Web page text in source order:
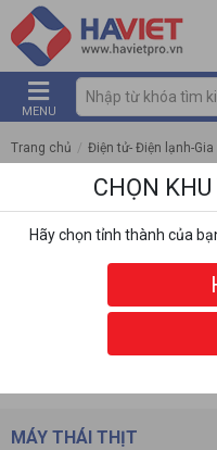
MENU
Trang chủ / Điện tử- Điện lạnh-Gia
MÁY THÁI THỊT
CHỌN
Hãy chọn tỉnh thành của